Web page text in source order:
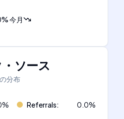
%今月
ソース
分布
% Referrals: 0.0%